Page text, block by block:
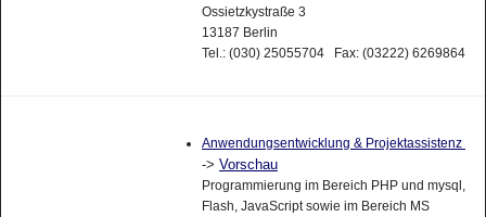
Ossietzkystraße 3
13187 Berlin
Tel.: (030) 25055704 Fax: (03222) 6269864
Anwendungsentwicklung & Projektassistenz
-> Vorschau
Programmierung im Bereich PHP und mysql,
Flash, JavaScript sowie im Bereich MS